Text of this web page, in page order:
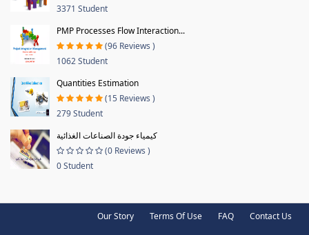
3371 Student
PMP Processes Flow Interaction...
(96 Reviews )
1062 Student
Quantities Estimation
(15 Reviews )
279 Student
كيمياء جودة الصناعات الغذائية
(0 Reviews )
0 Student
Our Story Terms Of Use FAQ Contact Us